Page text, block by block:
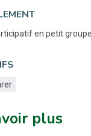
en petit groupe.
plus